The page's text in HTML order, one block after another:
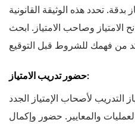
بدقة. تحدد هذه الوثيقة القانونية
وصاحب الامتياز. ابحث
حضور تدريب الامتياز:
التدريب لأصحاب الإمتياز الجدد
والمعايير. حضور وإكمال